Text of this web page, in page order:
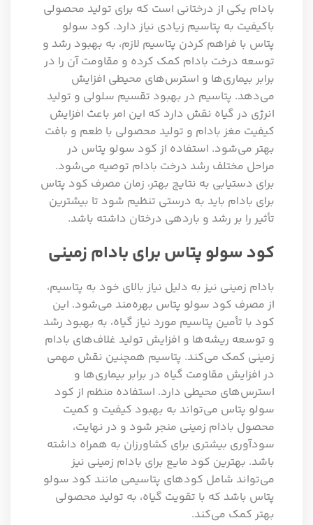
بادام یکی از درختانی است که برای تولید محصولی
باکیفیت به پتاسیم زیادی نیاز دارد. کود سولو
پتاس با فراهم کردن پتاسیم لازم، به بهبود رشد و
توسعه درخت بادام کمک کرده و مقاومت آن را در
برابر بیماری‌ها و استرس‌های محیطی افزایش
می‌دهد. پتاسیم در بهبود تقسیم سلولی و تولید
انرژی در گیاه نقش دارد که این امر باعث افزایش
کیفیت مغز بادام و تولید محصولی با طعم و بافت
بهتر می‌شود. استفاده از کود سولو پتاس در
مراحل مختلف رشد درخت بادام توصیه می‌شود.
برای دستیابی به نتایج بهتر، زمان مصرف کود پتاس
برای بادام باید به درستی تنظیم شود تا بیشترین
تأثیر را بر رشد و باردهی درختان داشته باشد.
کود سولو پتاس برای بادام زمینی
بادام زمینی نیز به دلیل نیاز بالای خود به پتاسیم،
از مصرف کود سولو پتاس بهره‌مند می‌شود. این
کود با تأمین پتاسیم مورد نیاز گیاه، به بهبود رشد
و توسعه ریشه‌ها و افزایش تولید غلاف‌های بادام
زمینی کمک می‌کند. پتاسیم همچنین نقش مهمی
در افزایش مقاومت گیاه در برابر بیماری‌ها و
استرس‌های محیطی دارد. استفاده منظم از کود
سولو پتاس می‌تواند به بهبود کیفیت و کمیت
محصول بادام زمینی منجر شود و در نهایت،
سودآوری بیشتری برای کشاورزان به همراه داشته
باشد. بهترین کود مایع برای بادام زمینی نیز
می‌تواند شامل کودهای پتاسیمی مانند کود سولو
پتاس باشد که با تقویت گیاه، به تولید محصولی
بهتر کمک می‌کند.